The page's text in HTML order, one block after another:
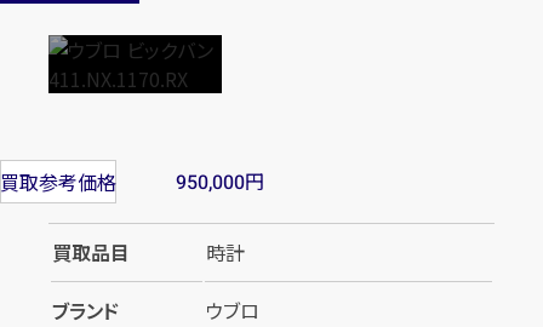
買取参考価格 950,000円
買取品目
時計
ブランド
ウブロ